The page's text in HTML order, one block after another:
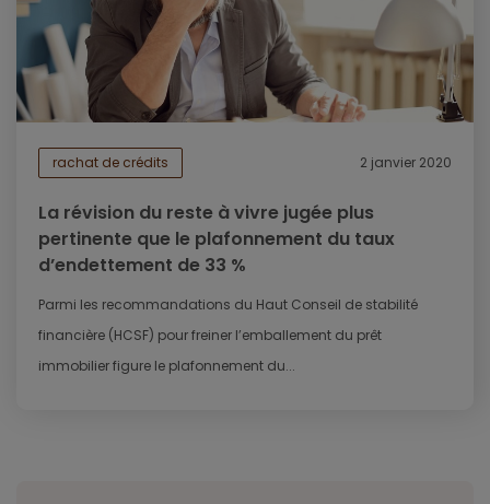
rachat de crédits 2 janvier 2020
La révision du reste à vivre jugée plus
pertinente que le plafonnement du taux
d’endettement de 33 %
Parmi les recommandations du Haut Conseil de stabilité
financière (HCSF) pour freiner l’emballement du prêt
immobilier figure le plafonnement du...